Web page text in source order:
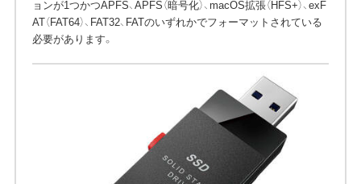
ョンが1つかつAPFS、APFS（暗号化）、macOS拡張（HFS+）、exF
AT（FAT64）、FAT32、FATのいずれかでフォーマットされている
必要があります。